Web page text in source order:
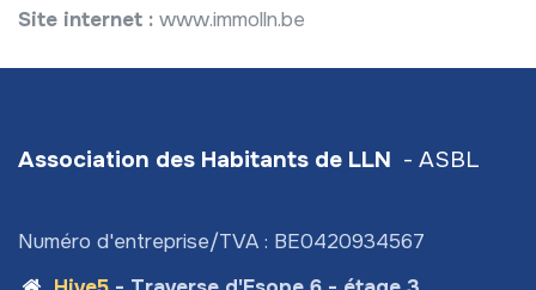
Site internet : www.immolln.be
Association des Habitants de LLN - ASBL
Numéro d'entreprise/TVA : BE0420934567